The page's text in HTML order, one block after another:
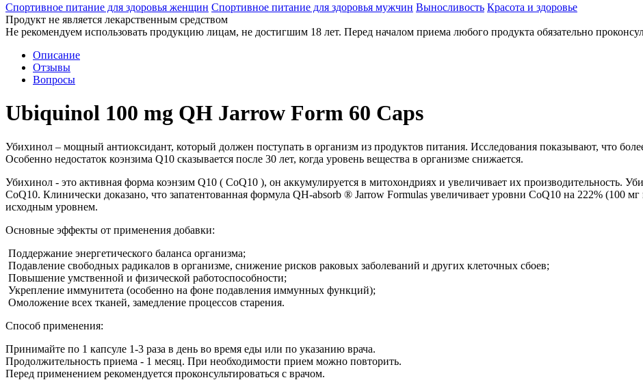
Спортивное питание для здоровья женщин Спортивное питание для здоровья мужчин Выносливость Красота и здоровье
Продукт не является лекарственным средством
Не рекомендуем использовать продукцию лицам, не достигшим 18 лет. Перед началом приема любого продукта обязательно
Описание
Отзывы
Вопросы
Ubiquinol 100 mg QH Jarrow Form 60 Caps
Убихинол – мощный антиоксидант, который должен поступать в организм из продуктов питания. Исследования показывают, что
Особенно недостаток коэнзима Q10 сказывается после 30 лет, когда уровень вещества в организме снижается.
Убихинол - это активная форма коэнзим Q10 ( CoQ10 ), он аккумулируется в митохондриях и увеличивает их производительность.
CoQ10. Клинически доказано, что запатентованная формула QH-absorb ® Jarrow Formulas увеличивает уровни CoQ10 на 222% (100
исходным уровнем.
Основные эффекты от применения добавки:
Поддержание энергетического баланса организма;
Подавление свободных радикалов в организме, снижение рисков раковых заболеваний и других клеточных сбоев;
Повышение умственной и физической работоспособности;
Укрепление иммунитета (особенно на фоне подавления иммунных функций);
Омоложение всех тканей, замедление процессов старения.
Способ применения:
Принимайте по 1 капсуле 1-3 раза в день во время еды или по указанию врача.
Продолжительность приема - 1 месяц. При необходимости прием можно повторить.
Перед применением рекомендуется проконсультироваться с врачом.